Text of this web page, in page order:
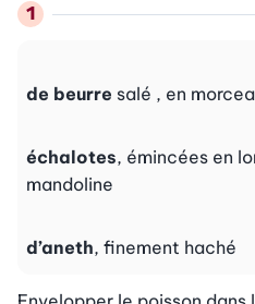
de beurre salé , en
échalotes, émincées en
mandoline
d’aneth, finement haché